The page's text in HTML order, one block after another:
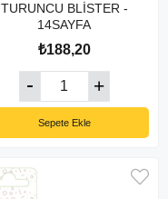
TURUNCU BLİSTER -
14SAYFA
₺188,20
Sepete Ekle